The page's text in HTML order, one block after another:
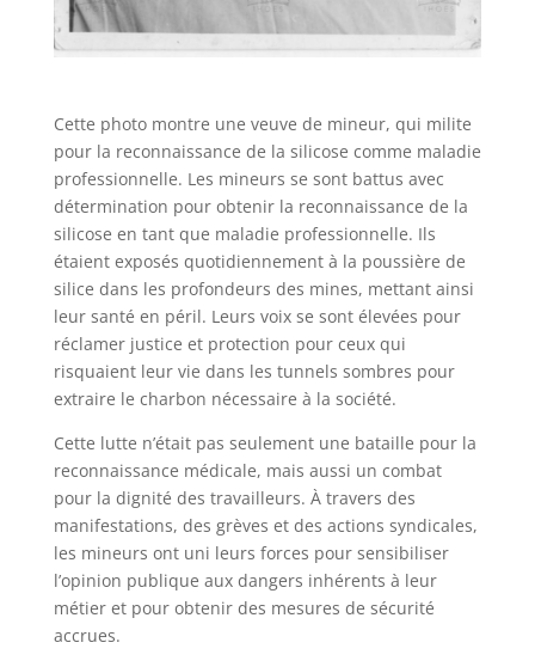
Cette photo montre une veuve de mineur, qui milite
pour la reconnaissance de la silicose comme maladie
professionnelle. Les mineurs se sont battus avec
détermination pour obtenir la reconnaissance de la
silicose en tant que maladie professionnelle. Ils
étaient exposés quotidiennement à la poussière de
silice dans les profondeurs des mines, mettant ainsi
leur santé en péril. Leurs voix se sont élevées pour
réclamer justice et protection pour ceux qui
risquaient leur vie dans les tunnels sombres pour
extraire le charbon nécessaire à la société.
Cette lutte n’était pas seulement une bataille pour la
reconnaissance médicale, mais aussi un combat
pour la dignité des travailleurs. À travers des
manifestations, des grèves et des actions syndicales,
les mineurs ont uni leurs forces pour sensibiliser
l’opinion publique aux dangers inhérents à leur
métier et pour obtenir des mesures de sécurité
accrues.